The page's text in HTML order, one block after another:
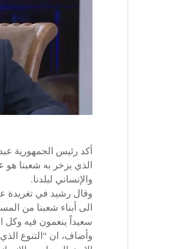
أكد رئيس الجمهورية
الذي يزخر به شعبنا
والإنساني لبلدنا.
وقال رشيد في تغريدة
الى أبناء شعبنا من
سعيداً ينعمون فيه وكل
وأضاف، ان “التنوع